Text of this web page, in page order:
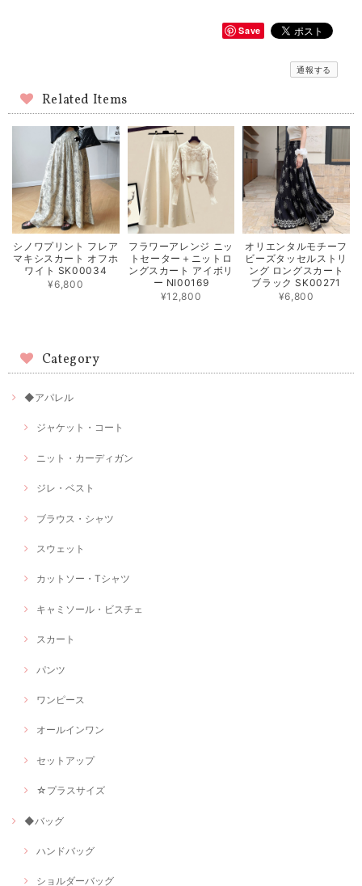
Save
通報する
Related Items
シノワプリント フレア
マキシスカート オフホ
ワイト SK00034
¥6,800
フラワーアレンジ ニッ
トセーター＋ニットロ
ングスカート アイボリ
ー NI00169
¥12,800
オリエンタルモチーフ
ビーズタッセルストリ
ング ロングスカート
ブラック SK00271
¥6,800
Category
◆アパレル
ジャケット・コート
ニット・カーディガン
ジレ・ベスト
ブラウス・シャツ
スウェット
カットソー・Tシャツ
キャミソール・ビスチェ
スカート
パンツ
ワンピース
オールインワン
セットアップ
☆プラスサイズ
◆バッグ
ハンドバッグ
ショルダーバッグ